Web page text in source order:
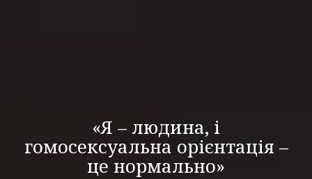
«Я – людина, і
гомосексуальна орієнтація –
це нормально»